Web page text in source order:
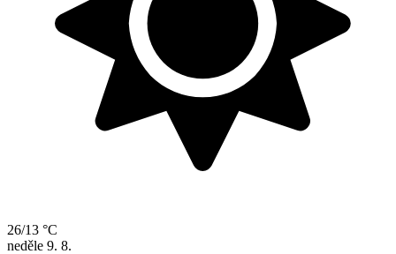
26/13 °C
neděle 9. 8.